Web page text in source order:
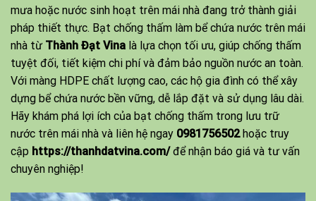
mưa hoặc nước sinh hoạt trên mái nhà đang trở thành giải
pháp thiết thực. Bạt chống thấm làm bể chứa nước trên mái
nhà từ Thành Đạt Vina là lựa chọn tối ưu, giúp chống thấm
tuyệt đối, tiết kiệm chi phí và đảm bảo nguồn nước an toàn.
Với màng HDPE chất lượng cao, các hộ gia đình có thể xây
dựng bể chứa nước bền vững, dễ lắp đặt và sử dụng lâu dài.
Hãy khám phá lợi ích của bạt chống thấm trong lưu trữ
nước trên mái nhà và liên hệ ngay 0981756502hoặc truy
cập https://thanhdatvina.com/để nhận báo giá và tư vấn
chuyên nghiệp!